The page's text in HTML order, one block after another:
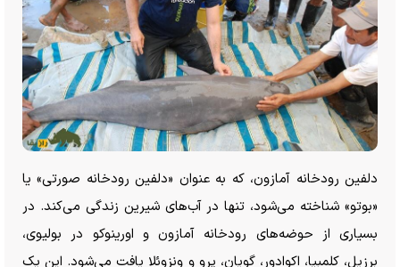
دلفین رودخانه آمازون، که به عنوان «دلفین رودخانه صورتی» یا
«بوتو» شناخته می‌شود، تنها در آب‌های شیرین زندگی می‌کند. در
بسیاری از حوضه‌های رودخانه آمازون و اورینوکو در بولیوی،
برزیل، کلمبیا، اکوادور، گویان، پرو و ونزوئلا یافت می‌شود. این یک